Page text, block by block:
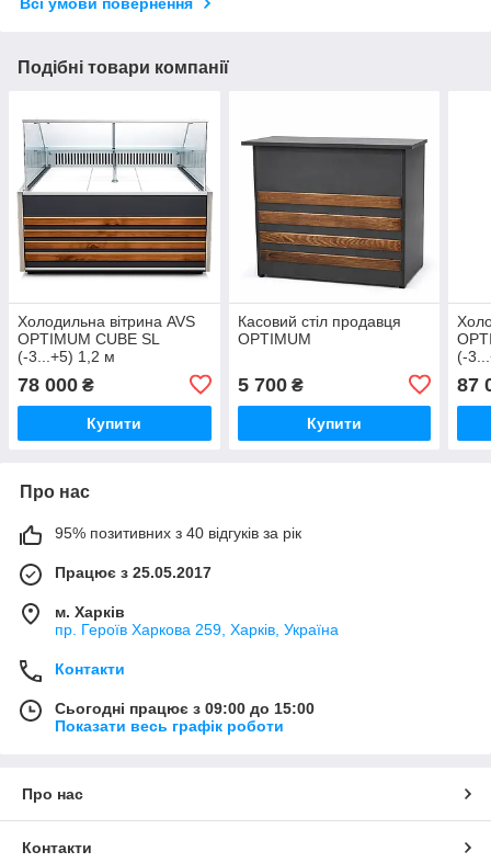
Всі умови повернення
Подібні товари компанії
Холодильна вітрина AVS
OPTIMUM CUBE SL
(-3...+5) 1,2 м
78 000 ₴
Купити
Касовий стіл продавця
OPTIMUM
5 700₴
Купити
(-
87
Про нас
95% позитивних з 40 відгуків за рік
Працює з 25.05.2017
м. Харків
пр. Героїв Харкова 259, Харків, Україна
Контакти
Сьогодні працює з 09:00 до 15:00
Показати весь графік роботи
Про нас
Контакти